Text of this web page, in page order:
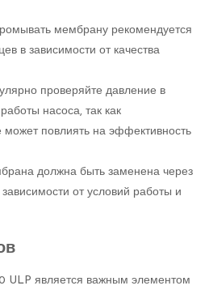
мембрану рекомендуется
в зависимости от качества
проверяйте давление в
насоса, так как
может повлиять на эффективность
должна быть заменена через
от условий работы и
ULP является важным элементом